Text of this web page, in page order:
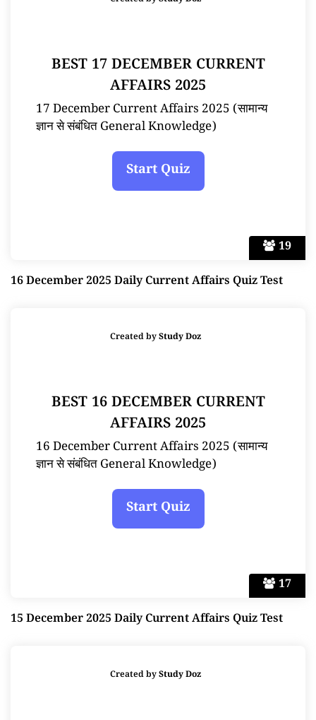
19
BEST 17 DECEMBER CURRENT
AFFAIRS 2025
17 December Current Affairs 2025 (सामान्य
ज्ञान से संबंधित General Knowledge)
16 December 2025 Daily Current Affairs Quiz Test
17
Created byStudy Doz
BEST 16 DECEMBER CURRENT
AFFAIRS 2025
16 December Current Affairs 2025 (सामान्य
ज्ञान से संबंधित General Knowledge)
15 December 2025 Daily Current Affairs Quiz Test
Created byStudy Doz